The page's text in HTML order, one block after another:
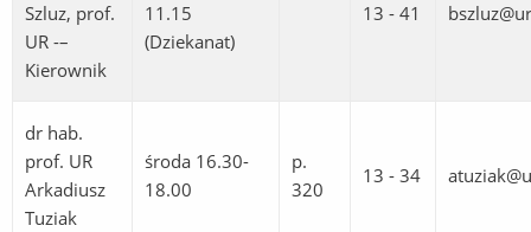
Szluz, prof.
UR -–
Kierownik
11.15
(Dziekanat)
13 - 41
dr hab.
prof. UR
Arkadiusz
Tuziak
środa 16.30-
18.00
p.
320
13 - 34